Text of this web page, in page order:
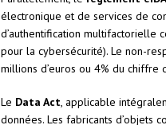
électronique et de services de
d’authentification multifactorielle
pour la cybersécurité). Le non-
millions d’euros ou 4% du chiffre
Le Data Act, applicable
données. Les fabricants d’objets